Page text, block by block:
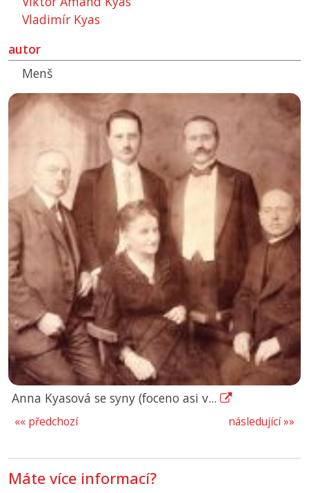
Vladimír Kyas
autor
Menš
Anna Kyasová se syny (foceno asi v...
následující »»
«« předchozí
Máte více informací?